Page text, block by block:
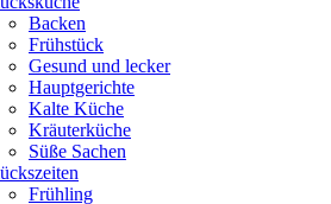
Backen
Frühstück
Gesund und lecker
Hauptgerichte
Kalte Küche
Kräuterküche
Süße Sachen
Frühling